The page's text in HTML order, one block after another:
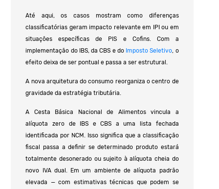
Até aqui, os casos mostram como diferenças
classificatórias geram impacto relevante em IPI ou em
situações específicas de PIS e Cofins. Com a
implementação do IBS, da CBS e do Imposto Seletivo, o
efeito deixa de ser pontual e passa a ser estrutural.
A nova arquitetura do consumo reorganiza o centro de
gravidade da estratégia tributária.
A Cesta Básica Nacional de Alimentos vincula a
alíquota zero de IBS e CBS a uma lista fechada
identificada por NCM. Isso significa que a classificação
fiscal passa a definir se determinado produto estará
totalmente desonerado ou sujeito à alíquota cheia do
novo IVA dual. Em um ambiente de alíquota padrão
elevada — com estimativas técnicas que podem se